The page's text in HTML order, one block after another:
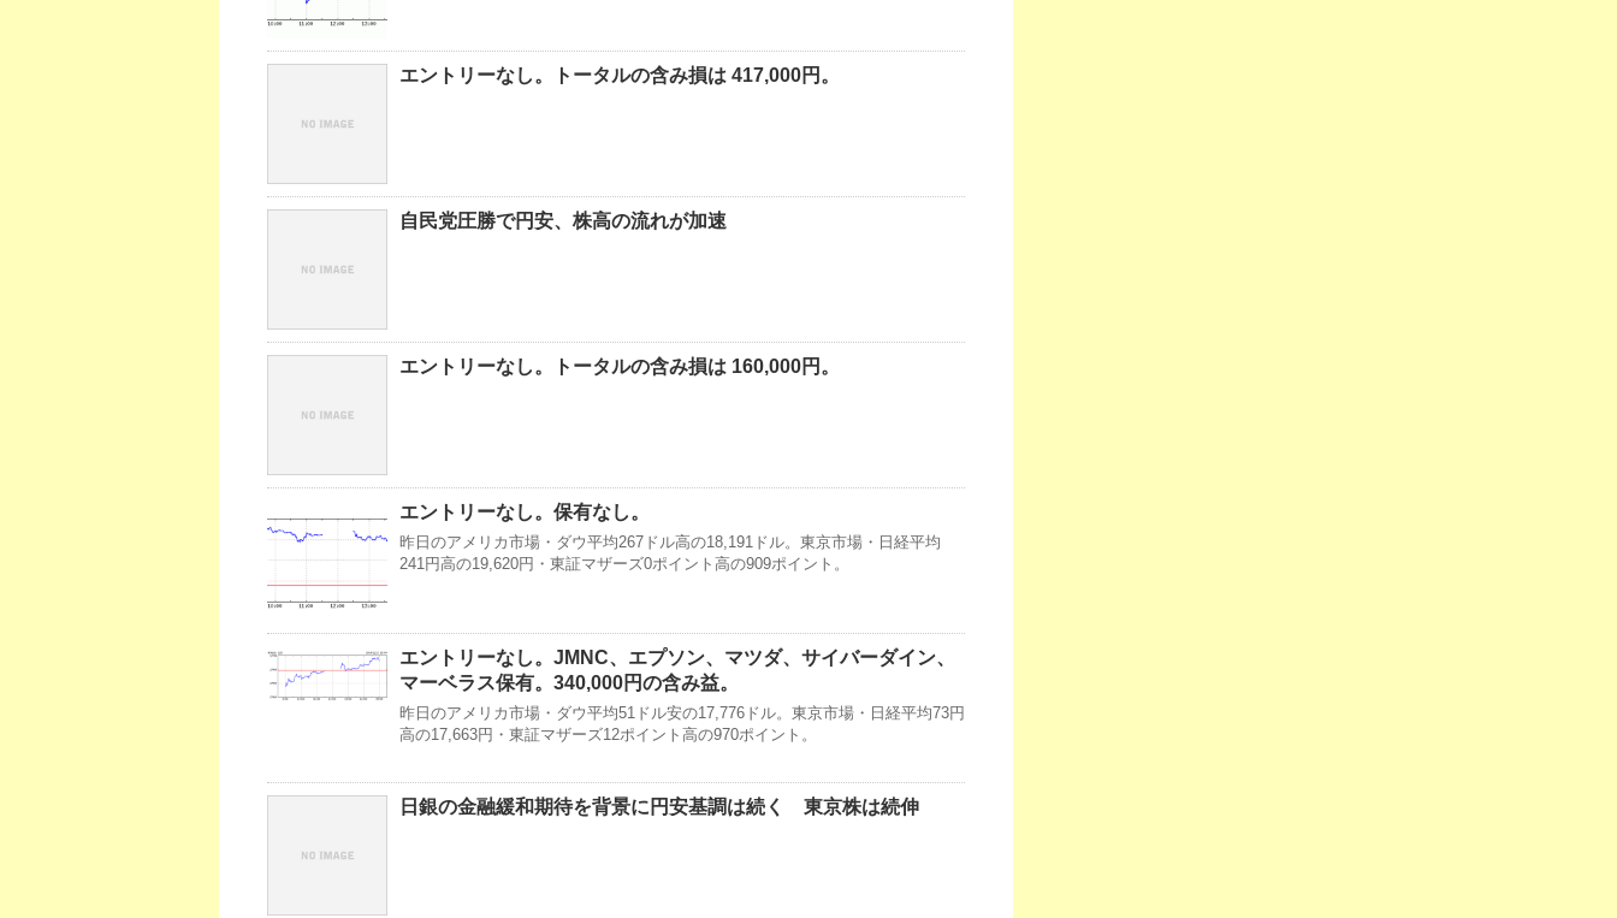
エントリーなし。トータルの含み損は 417,000円。
自民党圧勝で円安、株高の流れが加速
エントリーなし。トータルの含み損は 160,000円。
エントリーなし。保有なし。
昨日のアメリカ市場・ダウ平均267ドル高の18,191ドル。東京市場・日経平均
241円高の19,620円・東証マザーズ0ポイント高の909ポイント。
エントリーなし。JMNC、エプソン、マツダ、サイバーダイン、
マーベラス保有。340,000円の含み益。
昨日のアメリカ市場・ダウ平均51ドル安の17,776ドル。東京市場・日経平均73円
高の17,663円・東証マザーズ12ポイント高の970ポイント。
日銀の金融緩和期待を背景に円安基調は続く 東京株は続伸